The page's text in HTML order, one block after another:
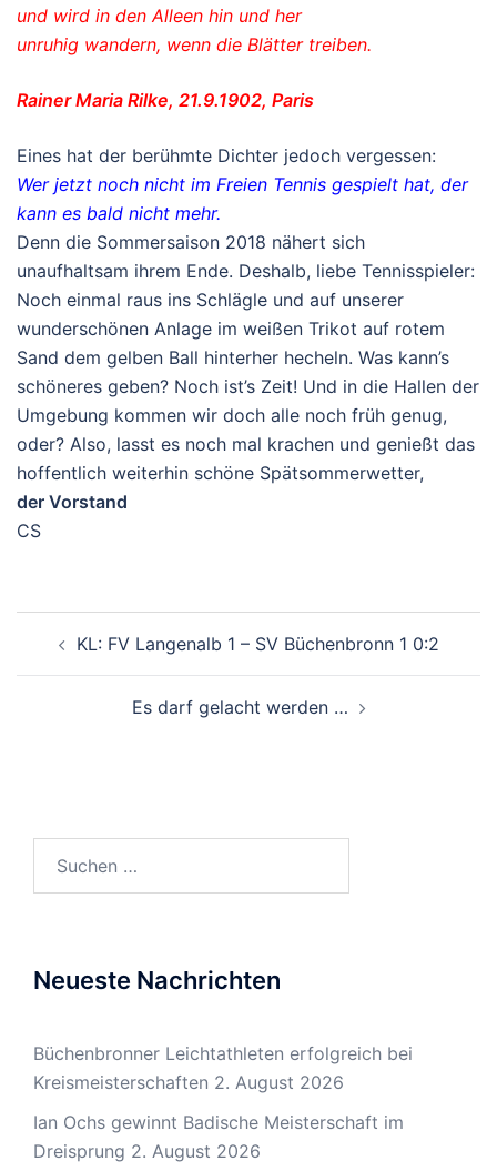
und wird in den Alleen hin und her
unruhig wandern, wenn die Blätter treiben.
Rainer Maria Rilke, 21.9.1902, Paris
Eines hat der berühmte Dichter jedoch vergessen:
Wer jetzt noch nicht im Freien Tennis gespielt hat, der
kann es bald nicht mehr.
Denn die Sommersaison 2018 nähert sich
unaufhaltsam ihrem Ende. Deshalb, liebe Tennisspieler:
Noch einmal raus ins Schlägle und auf unserer
wunderschönen Anlage im weißen Trikot auf rotem
Sand dem gelben Ball hinterher hecheln. Was kann’s
schöneres geben? Noch ist’s Zeit! Und in die Hallen der
Umgebung kommen wir doch alle noch früh genug,
oder? Also, lasst es noch mal krachen und genießt das
hoffentlich weiterhin schöne Spätsommerwetter,
der Vorstand
CS
KL: FV Langenalb 1 – SV Büchenbronn 1 0:2
Es darf gelacht werden …
Neueste Nachrichten
Büchenbronner Leichtathleten erfolgreich bei
Kreismeisterschaften 2. August 2026
Ian Ochs gewinnt Badische Meisterschaft im
Dreisprung 2. August 2026